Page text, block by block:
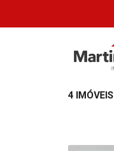
4 IMÓVEIS